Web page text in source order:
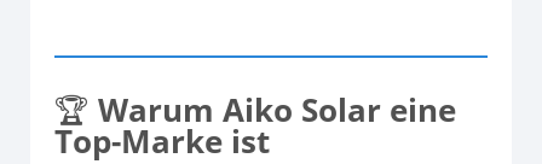
🏆 Warum Aiko Solar eine
Top-Marke ist